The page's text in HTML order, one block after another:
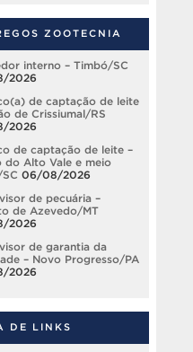
ZOOTECNIA
interno – Timbó/SC
2026
de captação de leite
de Crissiumal/RS
2026
de captação de leite –
do Alto Vale e meio
06/08/2026
de pecuária –
de Azevedo/MT
2026
de garantia da
– Novo Progresso/PA
2026
DE LINKS